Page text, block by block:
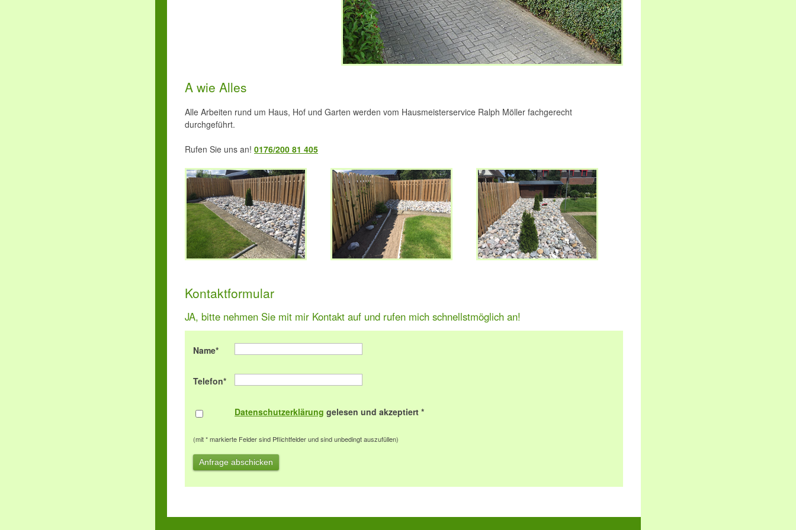
A wie Alles
Alle Arbeiten rund um Haus, Hof und Garten werden vom Hausmeisterservice Ralph Möller fachgerecht
durchgeführt.
Rufen Sie uns an! 0176/200 81 405
Kontaktformular
JA, bitte nehmen Sie mit mir Kontakt auf und rufen mich schnellstmöglich an!
Name*
Telefon*
Datenschutzerklärung gelesen und akzeptiert *
(mit * markierte Felder sind Pflichtfelder und sind unbedingt auszufüllen)